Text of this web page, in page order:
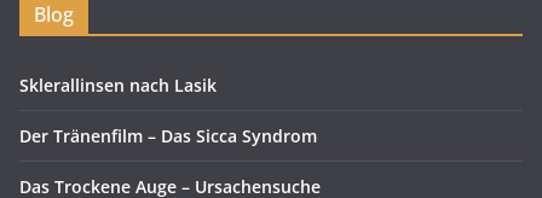
Blog
Sklerallinsen nach Lasik
Der Tränenfilm – Das Sicca Syndrom
Das Trockene Auge – Ursachensuche